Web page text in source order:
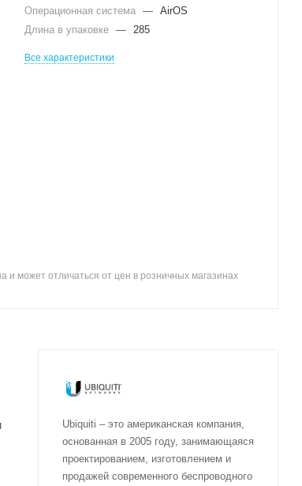
Операционная система — AirOS
Длина в упаковке — 285
Все характеристики
и может отличаться от цен в розничных магазинах
Ubiquiti – это американская компания,
основанная в 2005 году, занимающаяся
проектированием, изготовлением и
продажей современного беспроводного